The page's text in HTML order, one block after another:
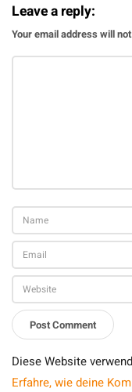
Leave a reply:
Your email address will
Diese Website
Erfahre, wie deine